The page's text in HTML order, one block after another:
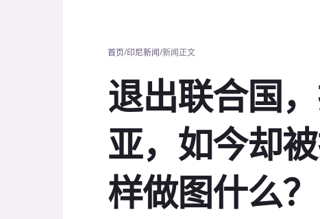
首页/印尼新闻/新闻正文
退出联合国
亚，如今却
样做图什么？